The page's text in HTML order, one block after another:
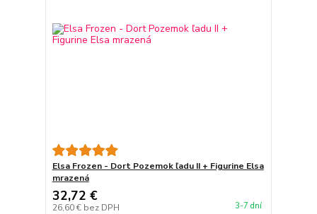
Elsa Frozen - Dort Pozemok ľadu II + Figurine Elsa
mrazená
32,72 €
26,60 € bez DPH 3-7 dní